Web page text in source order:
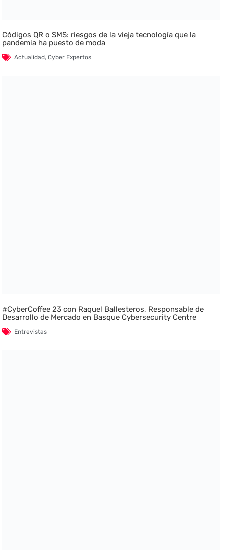
Códigos QR o SMS: riesgos de la vieja tecnología que la
pandemia ha puesto de moda
Actualidad,Cyber Expertos
#CyberCoffee 23 con Raquel Ballesteros, Responsable de
Desarrollo de Mercado en Basque Cybersecurity Centre
Entrevistas